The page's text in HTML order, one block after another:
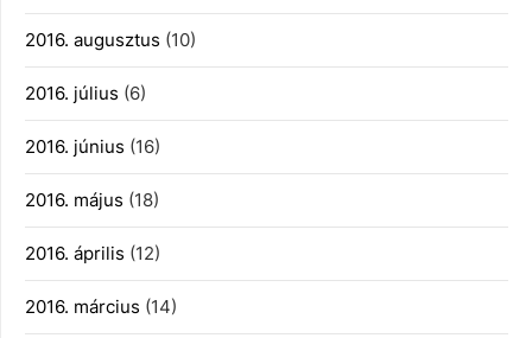
2016. augusztus (10)
2016. július (6)
2016. június (16)
2016. május (18)
2016. április (12)
2016. március (14)